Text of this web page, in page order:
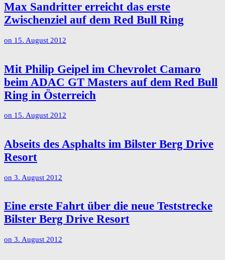
Max Sandritter erreicht das erste
Zwischenziel auf dem Red Bull Ring
on 15. August 2012
Mit Philip Geipel im Chevrolet Camaro
beim ADAC GT Masters auf dem Red Bull
Ring in Österreich
on 15. August 2012
Abseits des Asphalts im Bilster Berg Drive
Resort
on 3. August 2012
Eine erste Fahrt über die neue Teststrecke
Bilster Berg Drive Resort
on 3. August 2012